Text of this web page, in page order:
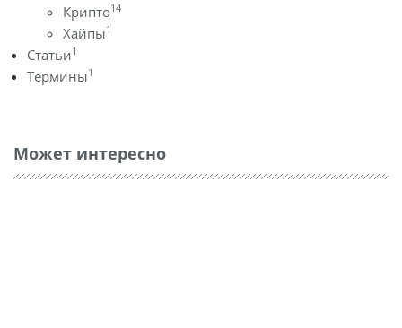
Крипто14
Хайпы1
Статьи1
Термины1
Может интересно